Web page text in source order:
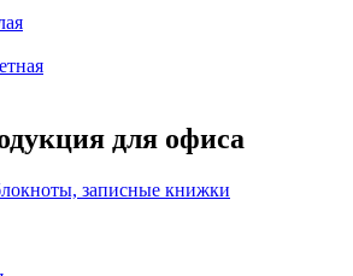
для офиса
записные книжки